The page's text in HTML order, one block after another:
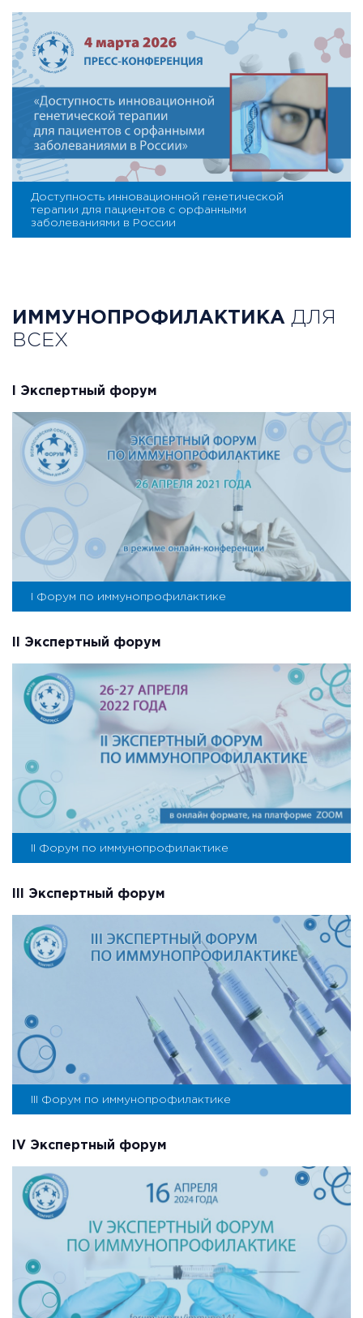
Доступность инновационной генетической
терапии для пациентов с орфанными
заболеваниями в России
ИММУНОПРОФИЛАКТИКА ДЛЯ
ВСЕХ
I Экспертный форум
I Форум по иммунопрофилактике
II Экспертный форум
II Форум по иммунопрофилактике
III Экспертный форум
III Форум по иммунопрофилактике
IV Экспертный форум